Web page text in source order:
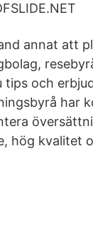
annat att
tips och
har
hög kvalitet